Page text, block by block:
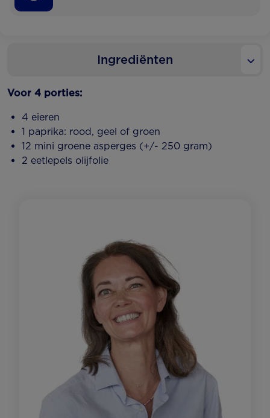
Ingrediënten
Voor 4 porties:
4 eieren
1 paprika: rood, geel of groen
12 mini groene asperges (+/- 250 gram)
2 eetlepels olijfolie